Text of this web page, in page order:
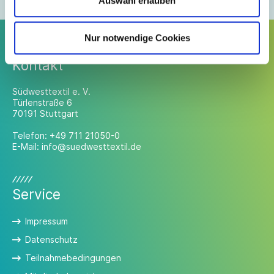
Nur notwendige Cookies
Kontakt
Südwesttextil e. V.
Türlenstraße 6
70191 Stuttgart
Telefon: +49 711 21050-0
E-Mail: info@suedwesttextil.de
Service
Impressum
Datenschutz
Teilnahmebedingungen